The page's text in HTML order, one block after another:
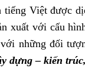
Việt được
xuất với cấu
những đối
dựng – kiến